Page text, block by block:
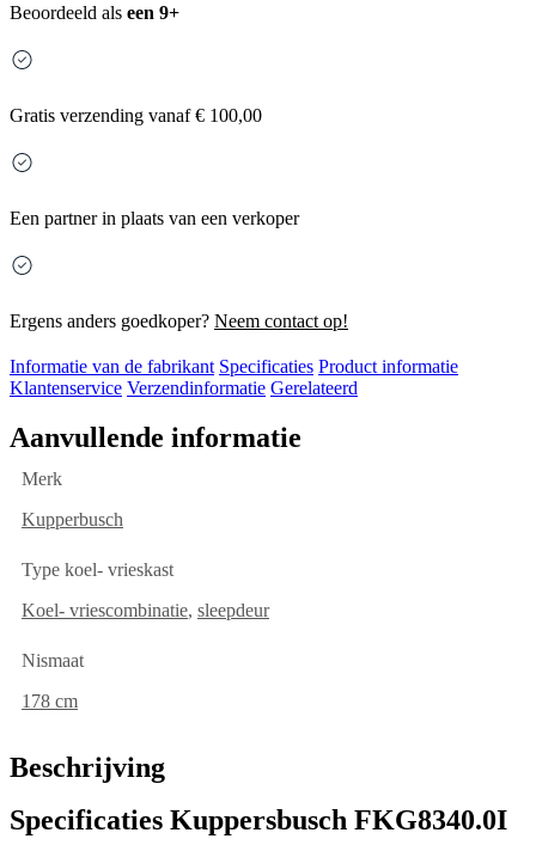
Beoordeeld als een 9+
Gratis verzending vanaf € 100,00
Een partner in plaats van een verkoper
Ergens anders goedkoper? Neem contact op!
Informatie van de fabrikant Specificaties Product informatie
Klantenservice Verzendinformatie Gerelateerd
Aanvullende informatie
Merk
Kupperbusch
Type koel- vrieskast
Koel- vriescombinatie, sleepdeur
Nismaat
178 cm
Beschrijving
Specificaties Kuppersbusch FKG8340.0I